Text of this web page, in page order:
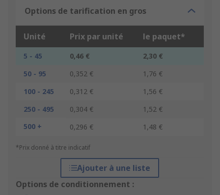
Options de tarification en gros
Unité Prix par unité le paquet*
5 - 45 0,46 €
2,30 €
50 - 95
0,352 €
1,76 €
100 - 245
0,312 €
1,56 €
250 - 495
0,304 €
1,52 €
500 +
0,296 € 1,48 €
*Prix donné à titre indicatif
Ajouter à une liste
Options de conditionnement :